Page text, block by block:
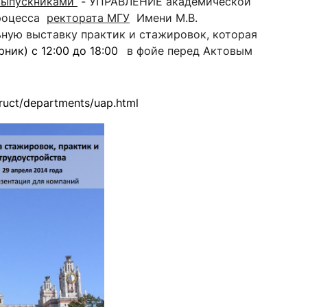
отдел
ректората МГУ Имени М.В.
выставку практик и стажировок, которая
с 12:00 до 18:00
в фойе перед Актовым
departments/uap.html